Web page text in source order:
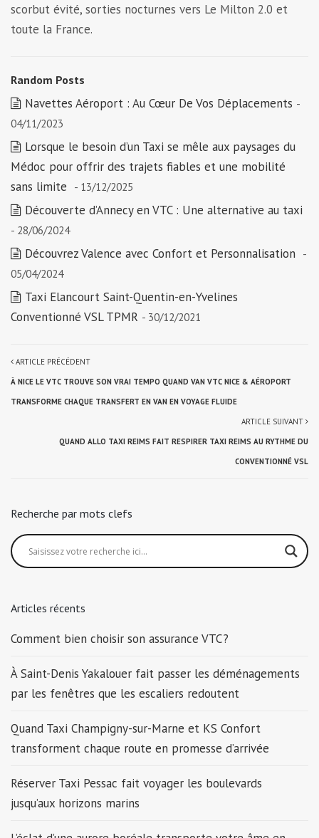
scorbut évité, sorties nocturnes vers Le Milton 2.0 et
toute la France.
Random Posts
Navettes Aéroport : Au Cœur De Vos Déplacements -
04/11/2023
Lorsque le besoin d’un Taxi se mêle aux paysages du
Médoc pour offrir des trajets fiables et une mobilité
sans limite - 13/12/2025
Découverte d’Annecy en VTC : Une alternative au taxi
- 28/06/2024
Découvrez Valence avec Confort et Personnalisation -
05/04/2024
Taxi Elancourt Saint-Quentin-en-Yvelines
Conventionné VSL TPMR - 30/12/2021
ARTICLE PRÉCÉDENT
À NICE LE VTC TROUVE SON VRAI TEMPO QUAND VAN VTC NICE & AÉROPORT
TRANSFORME CHAQUE TRANSFERT EN VAN EN VOYAGE FLUIDE
ARTICLE SUIVANT
QUAND ALLO TAXI REIMS FAIT RESPIRER TAXI REIMS AU RYTHME DU
CONVENTIONNÉ VSL
Recherche par mots clefs
Articles récents
Comment bien choisir son assurance VTC ?
À Saint-Denis Yakalouer fait passer les déménagements
par les fenêtres que les escaliers redoutent
Quand Taxi Champigny-sur-Marne et KS Confort
transforment chaque route en promesse d’arrivée
Réserver Taxi Pessac fait voyager les boulevards
jusqu’aux horizons marins